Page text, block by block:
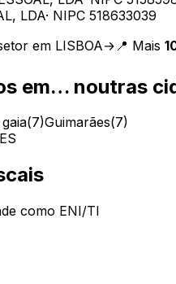
LDA· NIPC 518633039
em LISBOA→ 📍 Mais
em… noutras
(7)Guimarães(7)
como ENI/TI